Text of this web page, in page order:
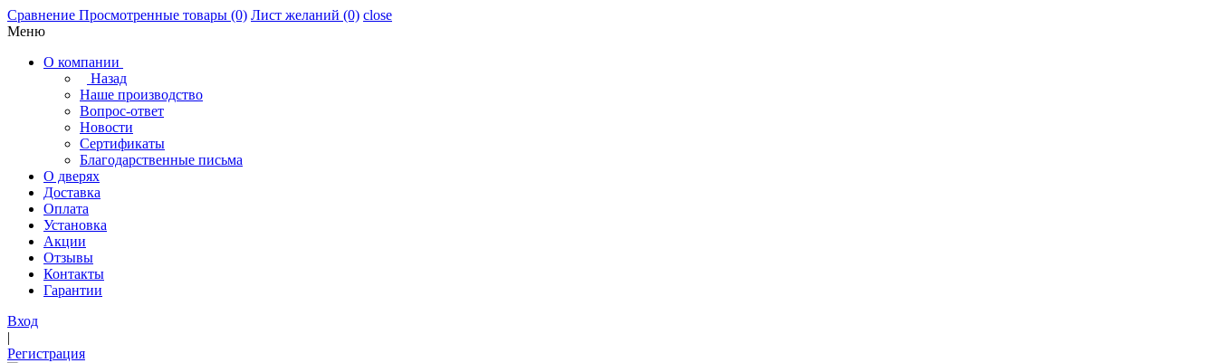
Сравнение Просмотренные товары (0) Лист желаний (0) close
Меню
О компании
Назад
Наше производство
Вопрос-ответ
Новости
Сертификаты
Благодарственные письма
О дверях
Доставка
Оплата
Установка
Акции
Отзывы
Контакты
Гарантии
Вход
|
Регистрация